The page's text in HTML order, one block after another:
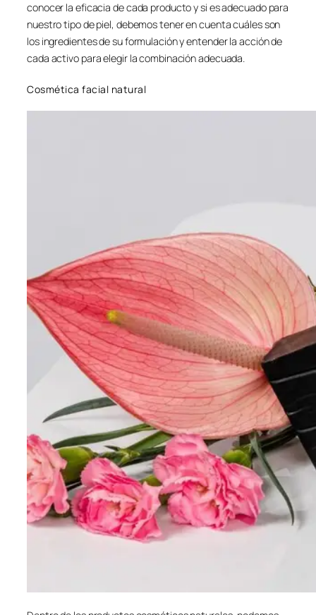
conocer la eficacia de cada producto y si es adecuado para
nuestro tipo de piel, debemos tener en cuenta cuáles son
los ingredientes de su formulación y entender la acción de
cada activo para elegir la combinación adecuada.
Cosmética facial natural